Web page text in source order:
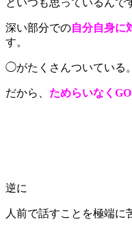
深い部分での自分自身に
す。
◯がたくさんついている。
だから、 ためらいなくGO
逆に
人前で話すことを極端に